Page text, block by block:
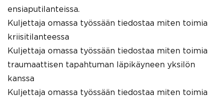
ensiaputilanteissa.
Kuljettaja omassa työssään tiedostaa miten toimia
kriisitilanteessa
Kuljettaja omassa työssään tiedostaa miten toimia
traumaattisen tapahtuman läpikäyneen yksilön
kanssa
Kuljettaja omassa työssään tiedostaa miten toimia